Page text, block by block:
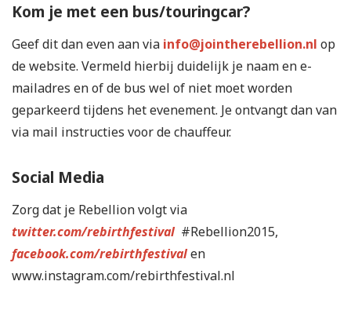
Kom je met een bus/touringcar?
Geef dit dan even aan via info@jointherebellion.nl op
de website. Vermeld hierbij duidelijk je naam en e-
mailadres en of de bus wel of niet moet worden
geparkeerd tijdens het evenement. Je ontvangt dan van
via mail instructies voor de chauffeur.
Social Media
Zorg dat je Rebellion volgt via
twitter.com/rebirthfestival#Rebellion2015,
facebook.com/rebirthfestivalen
www.instagram.com/rebirthfestival.nl